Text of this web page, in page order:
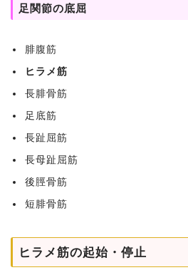
足関節の底屈
腓腹筋
ヒラメ筋
長腓骨筋
足底筋
長趾屈筋
長母趾屈筋
後脛骨筋
短腓骨筋
ヒラメ筋の起始・停止